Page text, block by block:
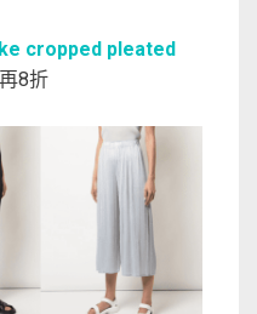
cropped pleated
8折